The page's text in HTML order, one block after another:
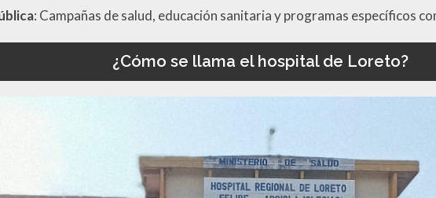
: Campañas de salud, educación sanitaria y programas específicos
¿Cómo se llama el hospital de Loreto?